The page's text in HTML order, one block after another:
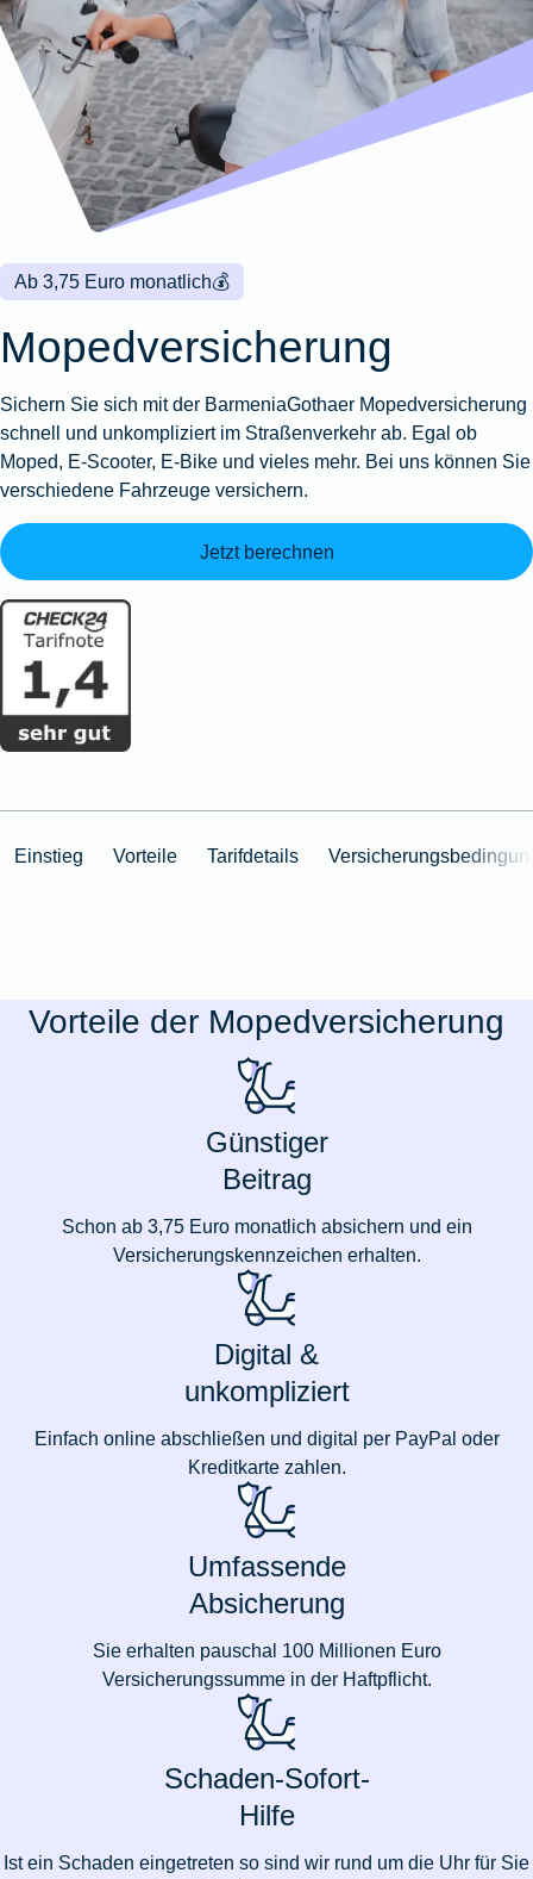
Wohnungsschutzbrief
Zur
Produktübersicht
Gewässerschadenhaftpflicht
Zur
Produktübersicht
Zur
Produktübersicht
Reisehaftpflichtversicherung
Reiserücktrittsversicherung
Zur
Produktübersicht
Zur
Produktübersicht
Zur
Produktübersicht
Zur
Produktübersicht
Montageversicherung
Zur
Produktübersicht
Gruppenunfall für
Betriebe
Gruppenunfall für
Vereine
Produktübersicht
Kunstversicherung
Ausstellungsversicherung
Valorenversicherung
Oldtimersammlungsversicherung
Zur
💰
Ab 3,75 Euro monatlich
Mopedversicherung
Sichern Sie sich mit der Barmenia­Gothaer Mopedversicherung
schnell und unkompliziert im Straßenverkehr ab. Egal ob
Moped, E-Scooter, E-Bike und vieles mehr. Bei uns können Sie
verschiedene Fahrzeuge versichern.
Jetzt berechnen
Einstieg Vorteile Tarifdetails
Vorteile der Mopedversicherung
Günstiger
Beitrag
Schon ab 3,75 Euro monatlich absichern und ein
Versicherungskennzeichen erhalten.
Digital &
unkompliziert
Einfach online abschließen und digital per PayPal oder
Kreditkarte zahlen.
Umfassende
Absicherung
Sie erhalten pauschal 100 Millionen Euro
Versicherungssumme in der Haftpflicht.
Schaden-Sofort-
Hilfe
Ist ein Schaden eingetreten so sind wir rund um die Uhr für Sie